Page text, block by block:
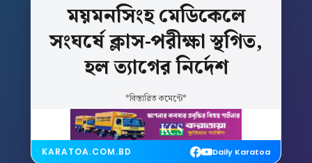
ময়মনসিংহমেডিকেলে
সংঘর্ষেক্লাস-পরীক্ষাস্থগিত,
হলত্যাগেরনির্দেশ
*বিস্তারিত কমেন্টে*
KARATOA.COM.BD Daily Karatoa